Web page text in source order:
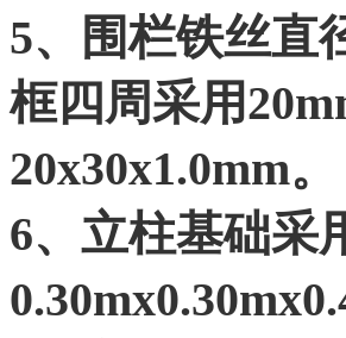
5、围栏铁丝直
框四周采用
20x30x1.0mm。
6、立柱基础采